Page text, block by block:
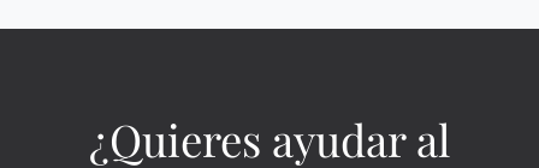
¿Quieres ayudar al